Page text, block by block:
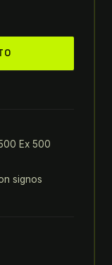
Ex 500
signos